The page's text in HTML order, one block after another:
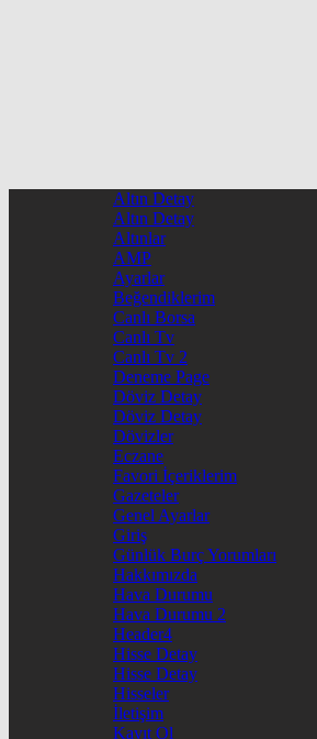
Altın Detay
Altın Detay
Altınlar
AMP
Ayarlar
Beğendiklerim
Canlı Borsa
Canlı Tv
Canlı Tv 2
Deneme Page
Döviz Detay
Döviz Detay
Dövizler
Eczane
Favori İçeriklerim
Gazeteler
Genel Ayarlar
Giriş
Günlük Burç Yorumları
Hakkımızda
Hava Durumu
Hava Durumu 2
Header4
Hisse Detay
Hisse Detay
Hisseler
İletişim
Kayıt Ol